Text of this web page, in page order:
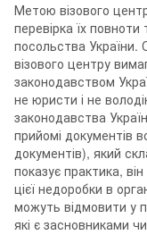
Метою візового
перевірка їх
посольства України.
візового центру
законодавством
не юристи і не
законодавства
прийомі документів
документів), який
показує практика,
цієї недоробки в
можуть відмовити у
які є засновниками